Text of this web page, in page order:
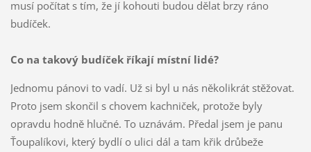
musí počítat s tím, že jí kohouti budou dělat brzy ráno
budíček.
Co na takový budíček říkají místní lidé?
Jednomu pánovi to vadí. Už si byl u nás několikrát stěžovat.
Proto jsem skončil s chovem kachniček, protože byly
opravdu hodně hlučné. To uznávám. Předal jsem je panu
Ťoupalíkovi, který bydlí o ulici dál a tam křik drůbeže